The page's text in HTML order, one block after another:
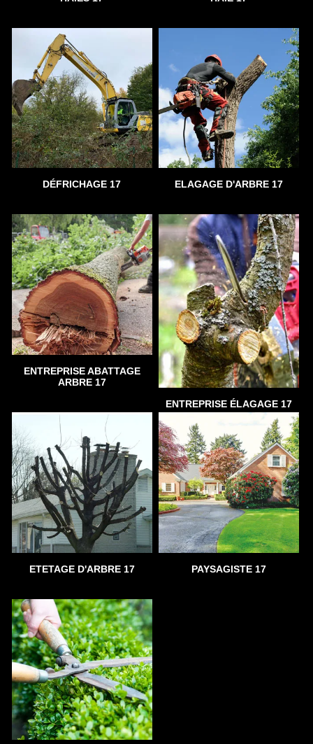
DÉFRICHAGE 17 ELAGAGE D'ARBRE 17
ENTREPRISE ABATTAGE
ARBRE 17
ENTREPRISE ÉLAGAGE 17
ETETAGE D'ARBRE 17 PAYSAGISTE 17